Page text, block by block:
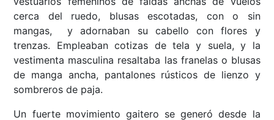
cerca del ruedo, blusas escotadas, con o sin
mangas, y adornaban su cabello con flores y
trenzas. Empleaban cotizas de tela y suela, y la
vestimenta masculina resaltaba las franelas o blusas
de manga ancha, pantalones rústicos de lienzo y
sombreros de paja.
Un fuerte movimiento gaitero se generó desde la